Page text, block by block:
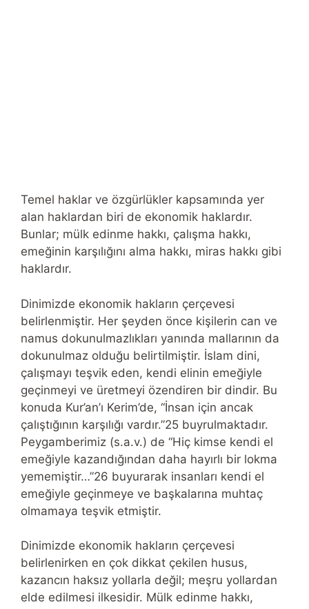
Temel haklar ve özgürlükler kapsamında yer
alan haklardan biri de ekonomik haklardır.
Bunlar; mülk edinme hakkı, çalışma hakkı,
emeğinin karşılığını alma hakkı, miras hakkı gibi
haklardır.
Dinimizde ekonomik hakların çerçevesi
belirlenmiştir. Her şeyden önce kişilerin can ve
namus dokunulmazlıkları yanında mallarının da
dokunulmaz olduğu belirtilmiştir. İslam dini,
çalışmayı teşvik eden, kendi elinin emeğiyle
geçinmeyi ve üretmeyi özendiren bir dindir. Bu
konuda Kur’an’ı Kerim’de, “İnsan için ancak
çalıştığının karşılığı vardır.”25 buyrulmaktadır.
Peygamberimiz (s.a.v.) de “Hiç kimse kendi el
emeğiyle kazandığından daha hayırlı bir lokma
yememiştir…”26 buyurarak insanları kendi el
emeğiyle geçinmeye ve başkalarına muhtaç
olmamaya teşvik etmiştir.
Dinimizde ekonomik hakların çerçevesi
belirlenirken en çok dikkat çekilen husus,
kazancın haksız yollarla değil; meşru yollardan
elde edilmesi ilkesidir. Mülk edinme hakkı,